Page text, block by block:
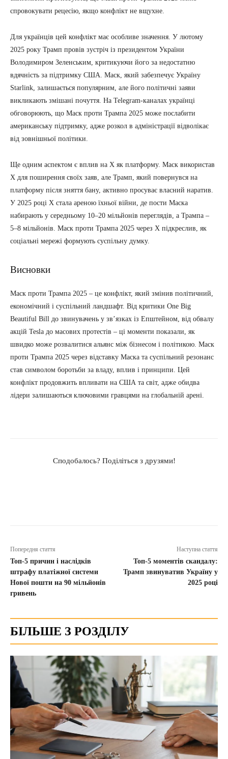
спровокувати рецесію, якщо конфлікт не вщухне.
Для українців цей конфлікт має особливе значення. У лютому
2025 року Трамп провів зустріч із президентом України
Володимиром Зеленським, критикуючи його за недостатню
вдячність за підтримку США. Маск, який забезпечує Україну
Starlink, залишається популярним, але його політичні заяви
викликають змішані почуття. На Telegram-каналах українці
обговорюють, що Маск проти Трампа 2025 може послабити
американську підтримку, адже розкол в адміністрації відволікає
від зовнішньої політики.
Ще одним аспектом є вплив на X як платформу. Маск використав
X для поширення своїх заяв, але Трамп, який повернувся на
платформу після зняття бану, активно просуває власний наратив.
У 2025 році X стала ареною їхньої війни, де пости Маска
набирають у середньому 10–20 мільйонів переглядів, а Трампа –
5–8 мільйонів. Маск проти Трампа 2025 через X підкреслив, як
соціальні мережі формують суспільну думку.
Висновки
Маск проти Трампа 2025 – це конфлікт, який змінив політичний,
економічний і суспільний ландшафт. Від критики One Big
Beautiful Bill до звинувачень у зв’язках із Епштейном, від обвалу
акцій Tesla до масових протестів – ці моменти показали, як
швидко може розвалитися альянс між бізнесом і політикою. Маск
проти Трампа 2025 через відставку Маска та суспільний резонанс
став символом боротьби за владу, вплив і принципи. Цей
конфлікт продовжить впливати на США та світ, адже обидва
лідери залишаються ключовими гравцями на глобальній арені.
Сподобалось? Поділіться з друзями!
Попередня стаття
Топ-5 причин і наслідків
штрафу платіжної системи
Нової пошти на 90 мільйонів
гривень
Наступна стаття
Топ-5 моментів скандалу:
Трамп звинуватив Україну у
2025 році
БІЛЬШЕ З РОЗДІЛУ